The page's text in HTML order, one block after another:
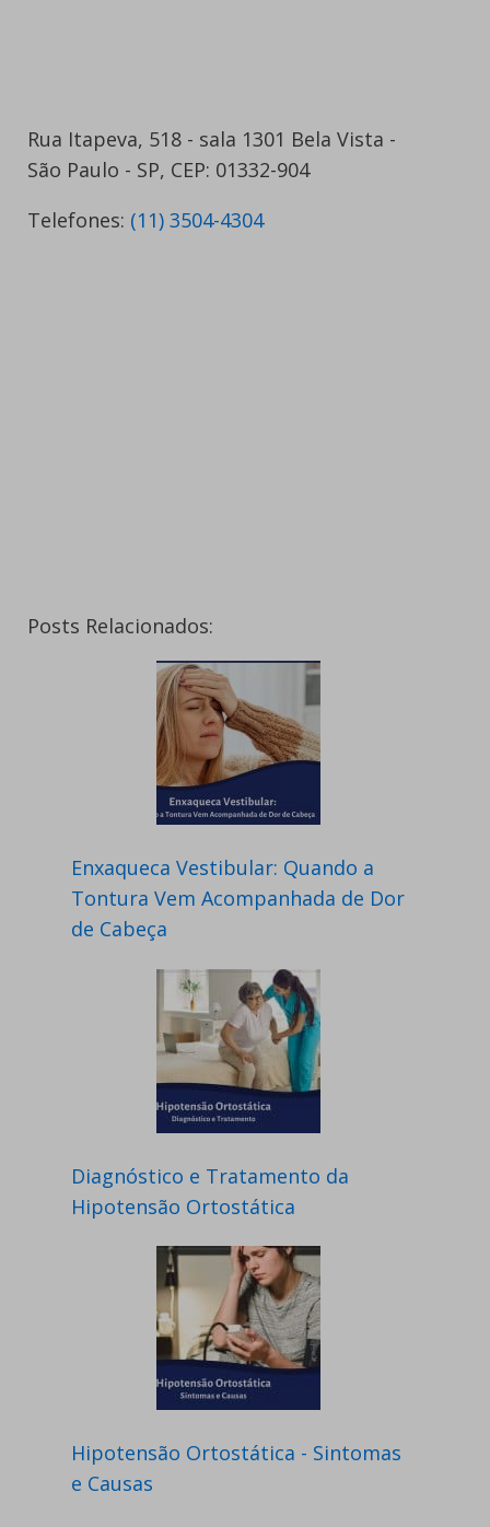
Rua Itapeva, 518 - sala 1301 Bela Vista -
São Paulo - SP, CEP: 01332-904
Telefones: (11) 3504-4304
Posts Relacionados:
Enxaqueca Vestibular: Quando a
Tontura Vem Acompanhada de Dor
de Cabeça
Diagnóstico e Tratamento da
Hipotensão Ortostática
Hipotensão Ortostática - Sintomas
e Causas